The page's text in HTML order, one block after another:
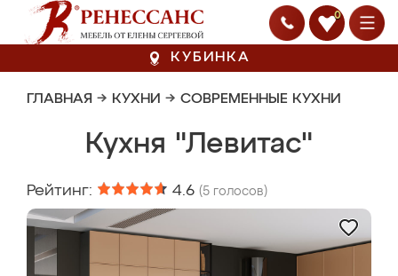
0
КУБИНКА
ГЛАВНАЯ → КУХНИ → СОВРЕМЕННЫЕ КУХНИ
Кухня "Левитас"
Рейтинг: 4.6 (5 голосов)